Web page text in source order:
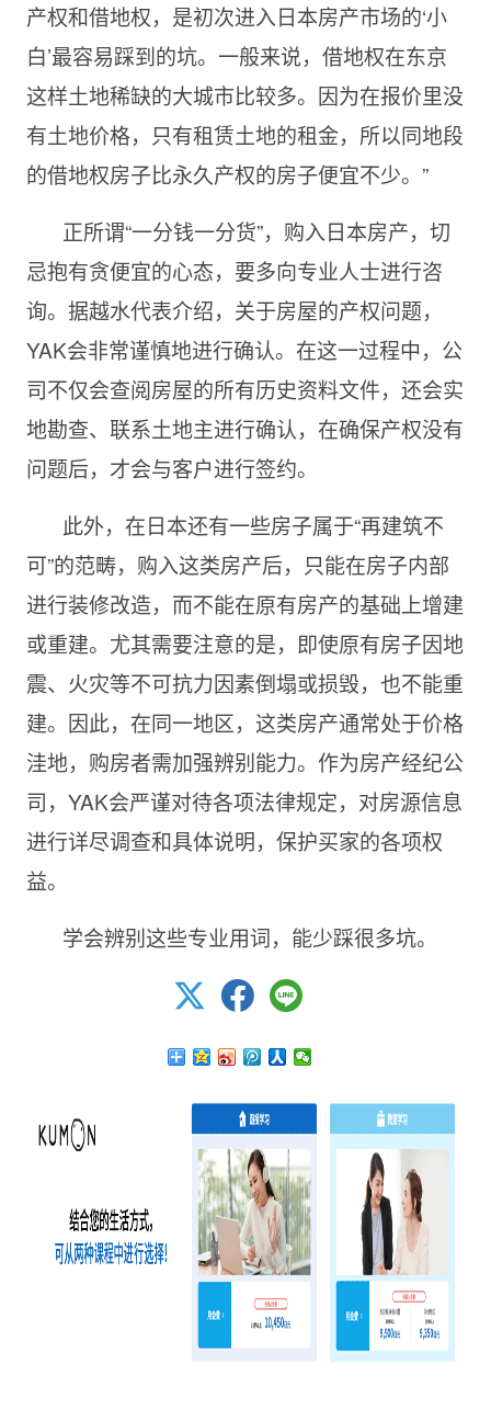
产权和借地权，是初次进入日本房产市场的‘小
白’最容易踩到的坑。一般来说，借地权在东京
这样土地稀缺的大城市比较多。因为在报价里没
有土地价格，只有租赁土地的租金，所以同地段
的借地权房子比永久产权的房子便宜不少。”
正所谓“一分钱一分货”，购入日本房产，切
忌抱有贪便宜的心态，要多向专业人士进行咨
询。据越水代表介绍，关于房屋的产权问题，
YAK会非常谨慎地进行确认。在这一过程中，公
司不仅会查阅房屋的所有历史资料文件，还会实
地勘查、联系土地主进行确认，在确保产权没有
问题后，才会与客户进行签约。
此外，在日本还有一些房子属于“再建筑不
可”的范畴，购入这类房产后，只能在房子内部
进行装修改造，而不能在原有房产的基础上增建
或重建。尤其需要注意的是，即使原有房子因地
震、火灾等不可抗力因素倒塌或损毁，也不能重
建。因此，在同一地区，这类房产通常处于价格
洼地，购房者需加强辨别能力。作为房产经纪公
司，YAK会严谨对待各项法律规定，对房源信息
进行详尽调查和具体说明，保护买家的各项权
益。
学会辨别这些专业用词，能少踩很多坑。